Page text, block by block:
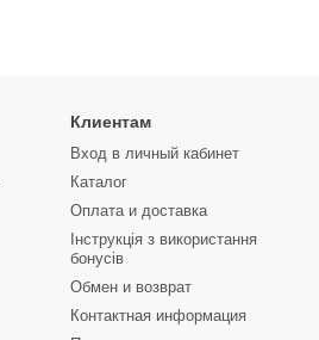
Клиентам
Вход в личный кабинет
Каталог
Оплата и доставка
Інструкція з використання
бонусів
Обмен и возврат
Контактная информация